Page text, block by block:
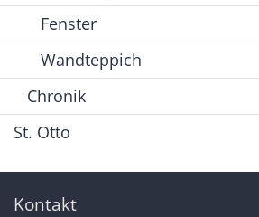
Fenster
Wandteppich
Chronik
St. Otto
Kontakt